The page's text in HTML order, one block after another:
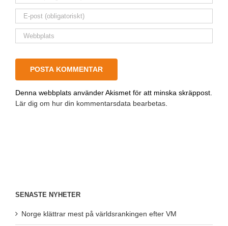
Denna webbplats använder Akismet för att minska skräppost.
Lär dig om hur din kommentarsdata bearbetas.
SENASTE NYHETER
Norge klättrar mest på världsrankingen efter VM